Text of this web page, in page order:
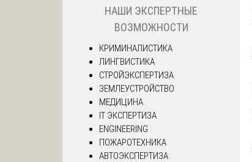
НАШИ ЭКСПЕРТНЫЕ
ВОЗМОЖНОСТИ
КРИМИНАЛИСТИКА
ЛИНГВИСТИКА
СТРОЙЭКСПЕРТИЗА
ЗЕМЛЕУСТРОЙСТВО
МЕДИЦИНА
IT ЭКСПЕРТИЗА
ENGINEERING
ПОЖАРОТЕХНИКА
АВТОЭКСПЕРТИЗА